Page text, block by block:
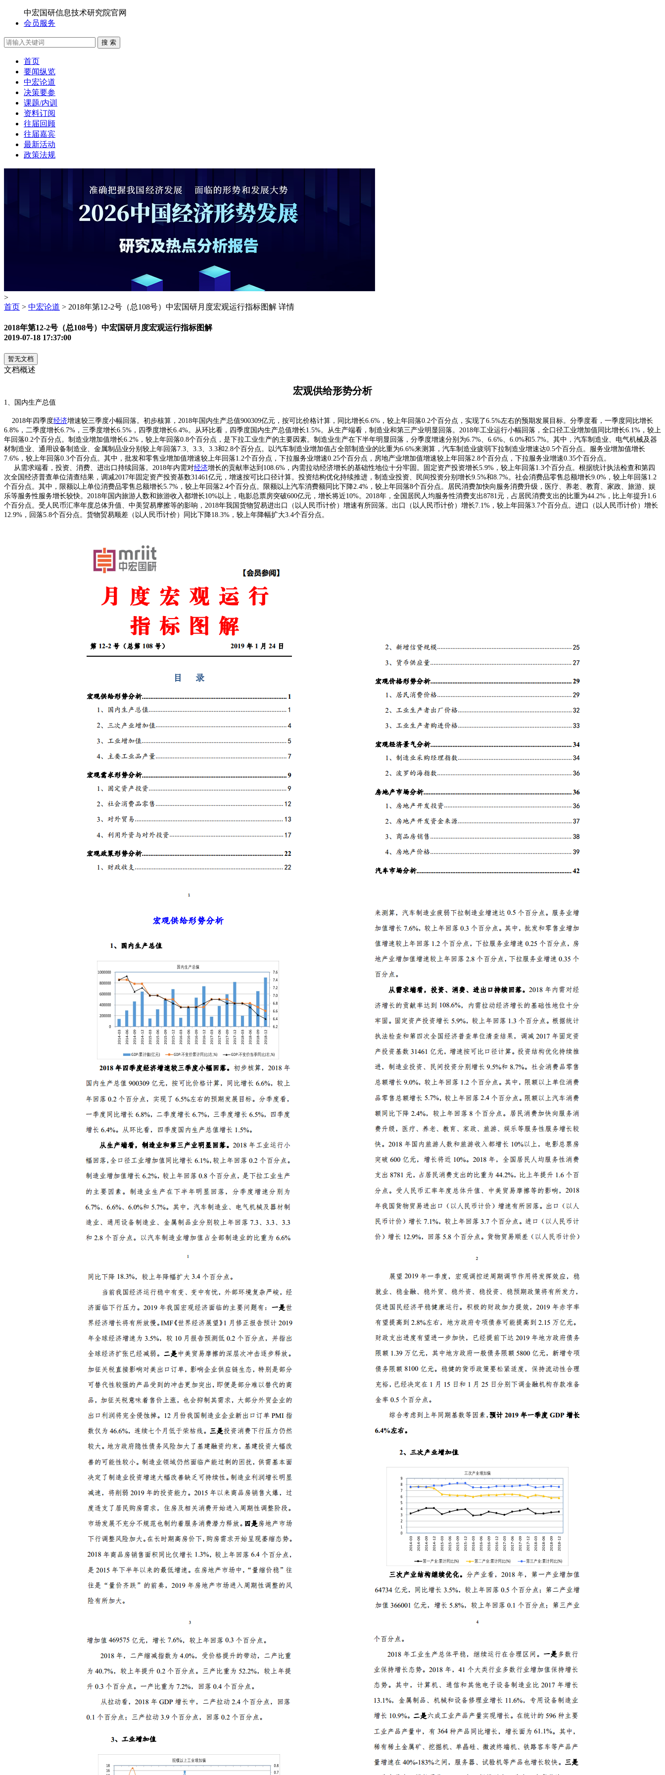
中宏国研信息技术研究院官网
会员服务
搜 索
首页
要闻纵览
中宏论道
决策要参
课题/内训
资料订阅
往届回顾
往届嘉宾
最新活动
政策法规
>
首页 > 中宏论道 > 2018年第12-2号（总108号）中宏国研月度宏观运行指标图解 详情
2018年第12-2号（总108号）中宏国研月度宏观运行指标图解
2019-07-18 17:37:00
暂无文档
文档概述
宏观供给形势分析
1、国内生产总值
2018年四季度经济增速较三季度小幅回落。初步核算，2018年国内生产总值900309亿元，按可比价格计算，同比增长6.6%，较上年回落0.2个百分点，实现了6.5%左右的预期发展目标。分季度看，一季度同比增长
6.8%，二季度增长6.7%，三季度增长6.5%，四季度增长6.4%。从环比看，四季度国内生产总值增长1.5%。从生产端看，制造业和第三产业明显回落。2018年工业运行小幅回落，全口径工业增加值同比增长6.1%，较上
年回落0.2个百分点。制造业增加值增长6.2%，较上年回落0.8个百分点，是下拉工业生产的主要因素。制造业生产在下半年明显回落，分季度增速分别为6.7%、6.6%、6.0%和5.7%。其中，汽车制造业、电气机械及器
材制造业、通用设备制造业、金属制品业分别较上年回落7.3、3.3、3.3和2.8个百分点。以汽车制造业增加值占全部制造业的比重为6.6%来测算，汽车制造业疲弱下拉制造业增速达0.5个百分点。服务业增加值增长
7.6%，较上年回落0.3个百分点。其中，批发和零售业增加值增速较上年回落1.2个百分点，下拉服务业增速0.25个百分点，房地产业增加值增速较上年回落2.8个百分点，下拉服务业增速0.35个百分点。
从需求端看，投资、消费、进出口持续回落。2018年内需对经济增长的贡献率达到108.6%，内需拉动经济增长的基础性地位十分牢固。固定资产投资增长5.9%，较上年回落1.3个百分点。根据统计执法检查和第四
次全国经济普查单位清查结果，调减2017年固定资产投资基数31461亿元，增速按可比口径计算。投资结构优化持续推进，制造业投资、民间投资分别增长9.5%和8.7%。社会消费品零售总额增长9.0%，较上年回落1.2
个百分点。其中，限额以上单位消费品零售总额增长5.7%，较上年回落2.4个百分点。限额以上汽车消费额同比下降2.4%，较上年回落8个百分点。居民消费加快向服务消费升级，医疗、养老、教育、家政、旅游、娱
乐等服务性服务增长较快。2018年国内旅游人数和旅游收入都增长10%以上，电影总票房突破600亿元，增长将近10%。2018年，全国居民人均服务性消费支出8781元，占居民消费支出的比重为44.2%，比上年提升1.6
个百分点。受人民币汇率年度总体升值、中美贸易摩擦等的影响，2018年我国货物贸易进出口（以人民币计价）增速有所回落。出口（以人民币计价）增长7.1%，较上年回落3.7个百分点。进口（以人民币计价）增长
12.9%，回落5.8个百分点。货物贸易顺差（以人民币计价）同比下降18.3%，较上年降幅扩大3.4个百分点。